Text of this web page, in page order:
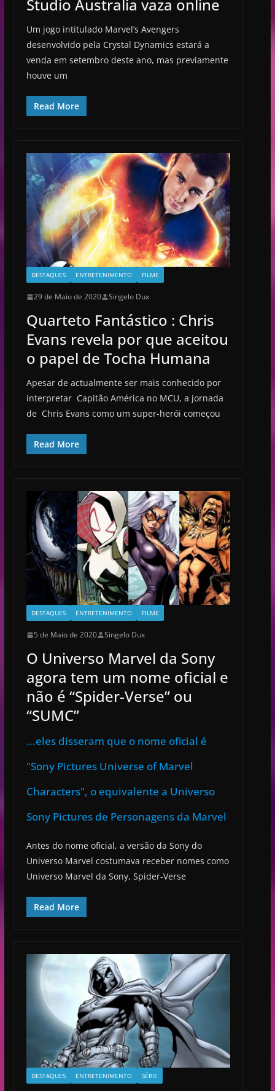
Studio Australia vaza online
Um jogo intitulado Marvel’s Avengers
desenvolvido pela Crystal Dynamics estará a
venda em setembro deste ano, mas previamente
houve um
Read More
DESTAQUES ENTRETENIMENTO FILME
29 de Maio de 2020 Singelo Dux
Quarteto Fantástico : Chris
Evans revela por que aceitou
o papel de Tocha Humana
Apesar de actualmente ser mais conhecido por
interpretar Capitão América no MCU, a jornada
de Chris Evans como um super-herói começou
Read More
DESTAQUES ENTRETENIMENTO FILME
5 de Maio de 2020 Singelo Dux
O Universo Marvel da Sony
agora tem um nome oficial e
não é “Spider-Verse” ou
“SUMC”
...eles disseram que o nome oficial é
"Sony Pictures Universe of Marvel
Characters", o equivalente a Universo
Sony Pictures de Personagens da Marvel
Antes do nome oficial, a versão da Sony do
Universo Marvel costumava receber nomes como
Universo Marvel da Sony, Spider-Verse
Read More
DESTAQUES ENTRETENIMENTO SÉRIE